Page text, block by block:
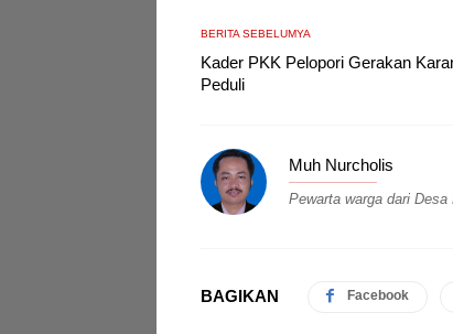
BERITA SEBELUMYA
Kader PKK Pelopori Gerakan
Peduli
Muh Nurcholis
Pewarta warga dari
BAGIKAN Facebook